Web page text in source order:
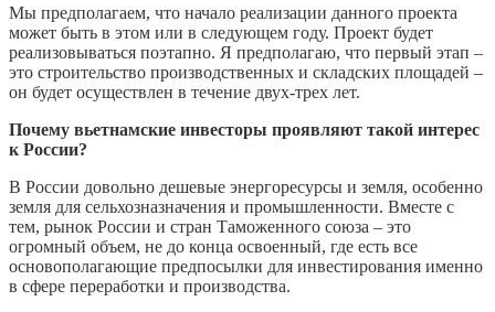
Мы предполагаем, что начало реализации данного проекта
может быть в этом или в следующем году. Проект будет
реализовываться поэтапно. Я предполагаю, что первый этап –
это строительство производственных и складских площадей –
он будет осуществлен в течение двух-трех лет.
Почему вьетнамские инвесторы проявляют такой интерес
к России?
В России довольно дешевые энергоресурсы и земля, особенно
земля для сельхозназначения и промышленности. Вместе с
тем, рынок России и стран Таможенного союза – это
огромный объем, не до конца освоенный, где есть все
основополагающие предпосылки для инвестирования именно
в сфере переработки и производства.